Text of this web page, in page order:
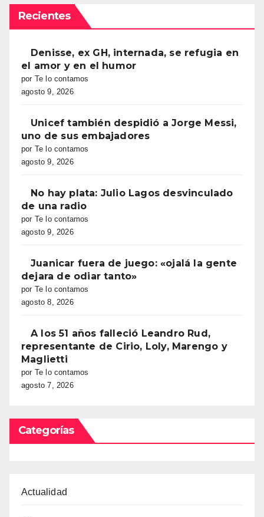
Recientes
Denisse, ex GH, internada, se refugia en
el amor y en el humor
por Te lo contamos
agosto 9, 2026
Unicef también despidió a Jorge Messi,
uno de sus embajadores
por Te lo contamos
agosto 9, 2026
No hay plata: Julio Lagos desvinculado
de una radio
por Te lo contamos
agosto 9, 2026
Juanicar fuera de juego: «ojalá la gente
dejara de odiar tanto»
por Te lo contamos
agosto 8, 2026
A los 51 años falleció Leandro Rud,
representante de Cirio, Loly, Marengo y
Maglietti
por Te lo contamos
agosto 7, 2026
Categorías
Actualidad